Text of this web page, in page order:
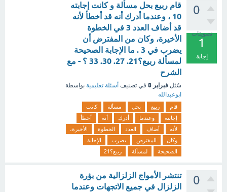
0
تصويتات
1
إجابة
قام ربيع بحل مسألة و كانت إجابته
10 ، وعندما أدرك أنه قد أخطأ لأنه
قد أضاف العدد 3 في الخطوة
الأخيرة، وكان من المفترض أن
يضرب في 3 . ما الإجابة الصحيحة
لمسألة ربيع؟21. 27. 30. 33 ؟ - مع
الشرح
سُئل فبراير 8 في تصنيف أسئلة تعليمية بواسطة
ابوعبدالله
قام ربيع بحل مسألة
كانت
إجابته
وعندما أدرك أنه
أخطأ
لأنه
أضاف العدد الخطوة
الأخيرة،
وكان
المفترض يضرب
الإجابة
الصحيحة
لمسألة ربيع؟21
0
تنتشر الأمواج الزلزالية من بؤرة
الزلزال في جميع الاتجهات وعندما